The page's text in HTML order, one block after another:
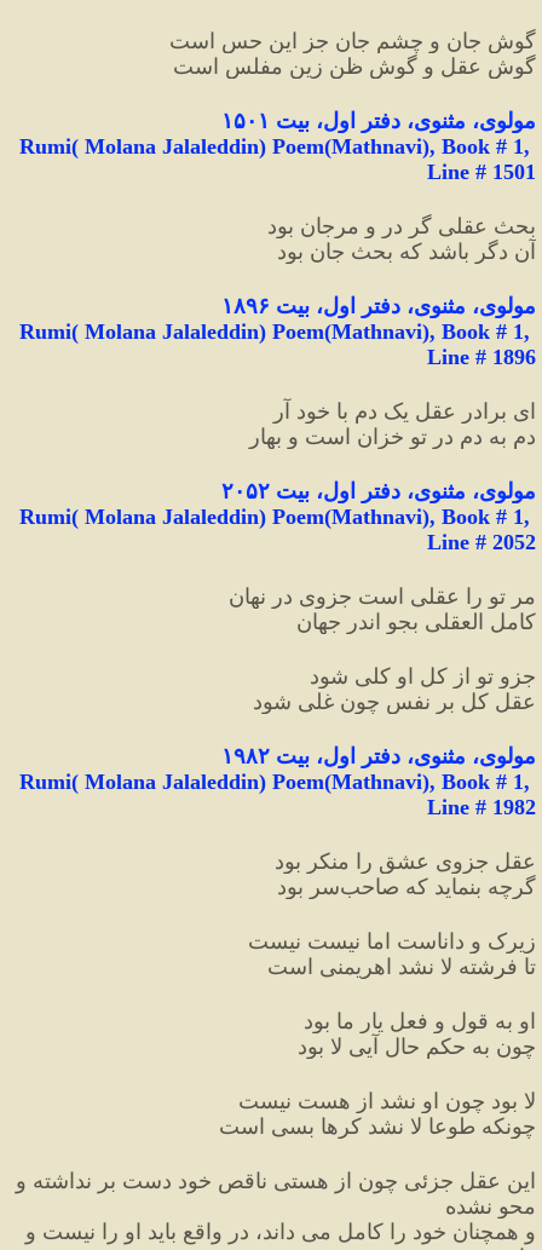
گوش جان و چشم جان جز این حس است
گوش عقل و گوش ظن زین مفلس است
مولوی، مثنوی، دفتر اول، بیت ۱۵۰۱
Rumi( Molana Jalaleddin) Poem(Mathnavi), Book # 1,
Line # 1501
بحث عقلی گر در و مرجان بود
آن دگر باشد که بحث جان بود
مولوی، مثنوی، دفتر اول، بیت ۱۸۹۶
Rumi( Molana Jalaleddin) Poem(Mathnavi), Book # 1,
Line # 1896
ای برادر عقل یک دم با خود آر
دم به دم در تو خزان است و بهار
مولوی، مثنوی، دفتر اول، بیت ۲۰۵۲
Rumi( Molana Jalaleddin) Poem(Mathnavi), Book # 1,
Line # 2052
مر تو را عقلی است جزوی در نهان
کامل العقلی بجو اندر جهان
جزو تو از کل او کلی شود
عقل کل بر نفس چون غلی شود
مولوی، مثنوی، دفتر اول، بیت ۱۹۸۲
Rumi( Molana Jalaleddin) Poem(Mathnavi), Book # 1,
Line # 1982
عقل جزوی عشق را منکر بود
گرچه بنماید که صاحب‌سر بود
زیرک و داناست اما نیست نیست
تا فرشته لا نشد اهریمنی است
او به قول و فعل یار ما بود
چون به حکم حال آیی لا بود
لا بود چون او نشد از هست نیست
چونکه طوعا لا نشد کرها بسی است
محو نشده